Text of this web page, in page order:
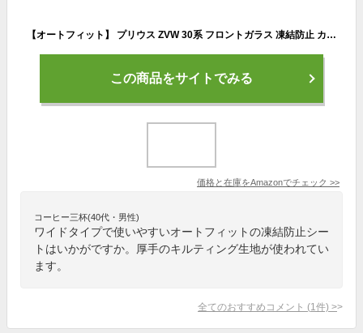
【オートフィット】 プリウス ZVW 30系 フロントガラス 凍結防止 カバー シート フロント サンシェード 日よけ 日除け 雪 霜 車 紫外線 uv 断熱 遮光 夏 冬 オールシーズン 対応 『09kg-a017-sa』LotNo.01
この商品をサイトでみる
価格と在庫をAmazonでチェック >>
コーヒー三杯(40代・男性)
ワイドタイプで使いやすいオートフィットの凍結防止シー
トはいかがですか。厚手のキルティング生地が使われてい
ます。
全てのおすすめコメント (1 件) >